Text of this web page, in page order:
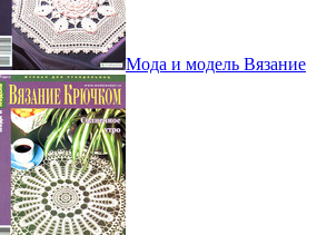
Мода и модель Вязание